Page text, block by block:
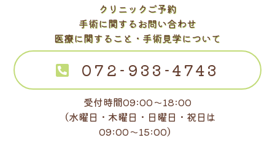
クリニックご予約
手術に関するお問い合わせ
医療に関すること・手術見学について
072-933-4743
受付時間09:00～18:00
（水曜日・木曜日・日曜日・祝日は
09:00～15:00）